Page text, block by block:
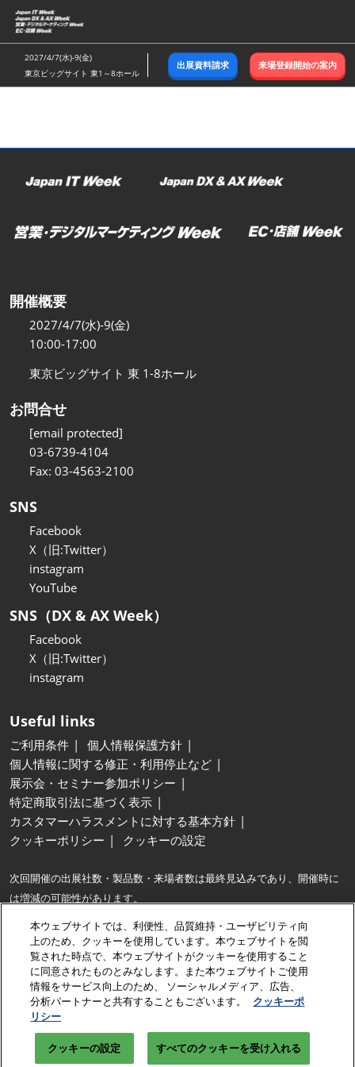
ス
キ
ッ
し
む
2027/4/7(水)-9(金)
東京ビッグサイト 東1～8ホール
出展資料請求 来場登録開始の案内
開催概要
2027/4/7(水)-9(金)
10:00-17:00
東京ビッグサイト 東 1-8ホール
お問合せ
[email protected]
03-6739-4104
Fax: 03-4563-2100
SNS
Facebook
X（旧:Twitter）
instagram
YouTube
SNS（DX & AX Week）
Facebook
X（旧:Twitter）
instagram
Useful links
ご利用条件
個人情報保護方針
個人情報に関する修正・利用停止など
展示会・セミナー参加ポリシー
特定商取引法に基づく表示
カスタマーハラスメントに対する基本方針
クッキーポリシー
クッキーの設定
次回開催の出展社数・製品数・来場者数は最終見込みであり、開催時に
は増減の可能性があります。
※最大…同種の展示会との出展社数および製品展示面積の比較。
※出展社数は、出展契約企業に加え、共同出展するグループ企業・パート
ナー企業数も含みます。
Copyright © RX Japan GK
本ウェブサイトでは、利便性、品質維持・ユーザビリティ向
上のため、クッキーを使用しています。本ウェブサイトを閲
覧された時点で、本ウェブサイトがクッキーを使用すること
に同意されたものとみなします。また本ウェブサイトご使用
情報をサービス向上のため、 ソーシャルメディア、広告、
分析パートナーと共有することもございます。
クッキーポ
リシー
クッキーの設定 すべてのクッキーを受け入れる